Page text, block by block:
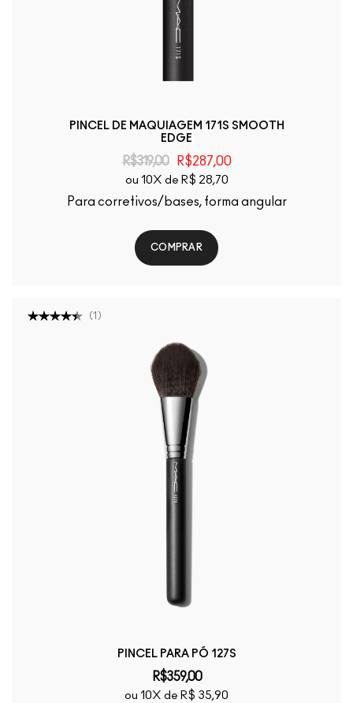
PINCEL DE MAQUIAGEM 171S SMOOTH
EDGE
R$319,00 R$287,00
ou 10X de R$ 28,70
Para corretivos/bases, forma angular
COMPRAR
(1 )
PINCEL PARA PÓ 127S
R$359,00
ou 10X de R$ 35,90